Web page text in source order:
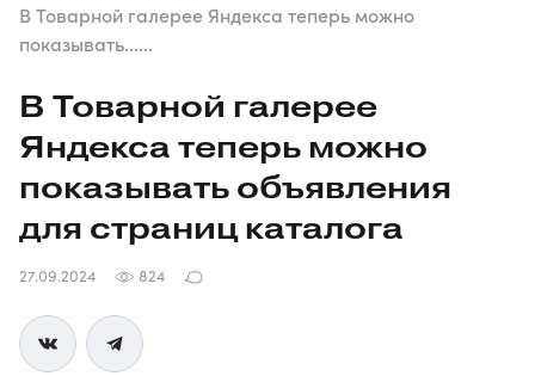
В Товарной галерее Яндекса теперь можно
показывать......
В Товарной галерее
Яндекса теперь можно
показывать объявления
для страниц каталога
27.09.2024 824